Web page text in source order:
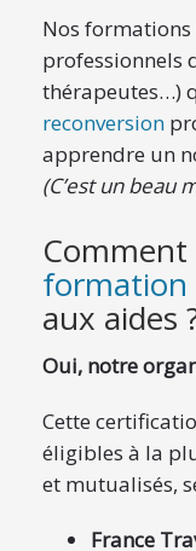
Nos formations
professionnels
thérapeutes…)
reconversion
apprendre un
(C’est un beau
Comment
formation
aux aides
Oui, notre
Cette
éligibles à la
et mutualisés,
France